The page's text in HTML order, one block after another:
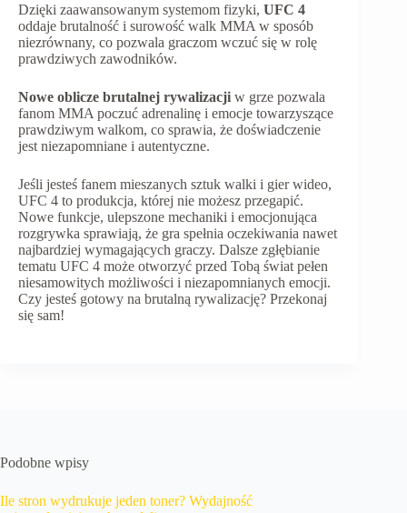
Dzięki zaawansowanym systemom fizyki, UFC 4
oddaje brutalność i surowość walk MMA w sposób
niezrównany, co pozwala graczom wczuć się w rolę
prawdziwych zawodników.
Nowe oblicze brutalnej rywalizacji w grze pozwala
fanom MMA poczuć adrenalinę i emocje towarzyszące
prawdziwym walkom, co sprawia, że doświadczenie
jest niezapomniane i autentyczne.
Jeśli jesteś fanem mieszanych sztuk walki i gier wideo,
UFC 4 to produkcja, której nie możesz przegapić.
Nowe funkcje, ulepszone mechaniki i emocjonująca
rozgrywka sprawiają, że gra spełnia oczekiwania nawet
najbardziej wymagających graczy. Dalsze zgłębianie
tematu UFC 4 może otworzyć przed Tobą świat pełen
niesamowitych możliwości i niezapomnianych emocji.
Czy jesteś gotowy na brutalną rywalizację? Przekonaj
się sam!
Podobne wpisy
Ile stron wydrukuje jeden toner? Wydajność